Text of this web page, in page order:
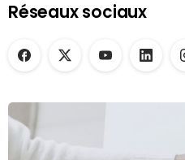
Réseaux sociaux